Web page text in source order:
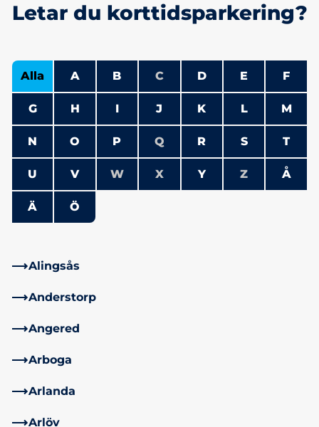
Letar du korttidsparkering?
Alla A B C D E F
G H I J K L M
N O P Q R S T
U V W X Y Z Å
Ä Ö
Alingsås
Anderstorp
Angered
Arboga
Arlanda
Arlöv